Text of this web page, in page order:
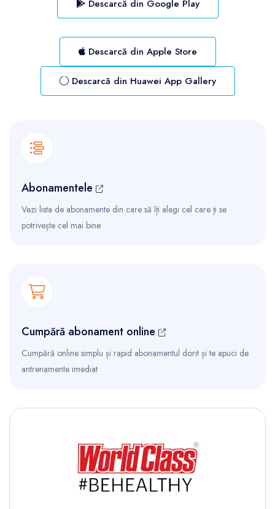
Descarcă din Google Play
Descarcă din Apple Store
Descarcă din Huawei App Gallery
Abonamentele
Vezi lista de abonamente din care să îți alegi cel care ți se
potrivește cel mai bine
Cumpără abonament online
Cumpără online simplu și rapid abonamentul dorit și te apuci de
antrenamente imediat